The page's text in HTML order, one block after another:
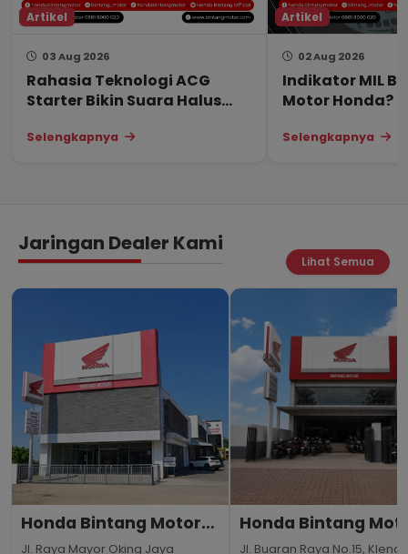
Artikel
03 Aug 2026
Rahasia Teknologi ACG
Starter Bikin Suara Halus
Selengkapnya
Artikel
02 Aug 2026
Indikator MIL
Motor Honda?
Selengkapnya
Jaringan Dealer Kami
Lihat Semua
Honda Bintang Motor
Bogor
Jl. Raya Mayor Oking Jaya
Honda Bintang
Jakarta
Jl. Buaran Raya No.15,